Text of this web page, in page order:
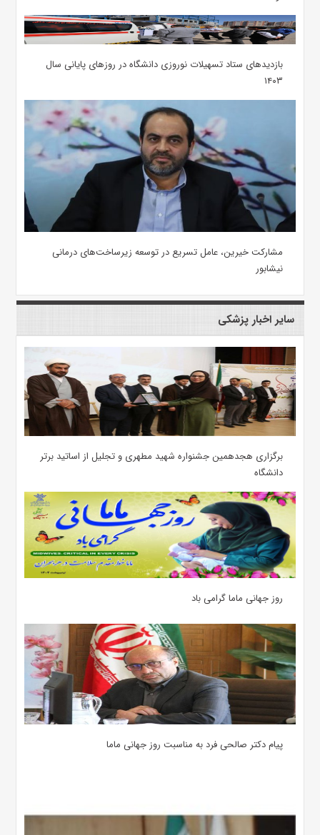
بازدیدهای ستاد تسهیلات نوروزی دانشگاه در روزهای پایانی سال
۱۴۰۳
مشارکت خیرین، عامل تسریع در توسعه زیرساخت‌های درمانی
نیشابور
سایر اخبار پزشکی
برگزاری هجدهمین جشنواره شهید مطهری و تجلیل از اساتید برتر
دانشگاه
روز جهانی ماما گرامی باد
پیام دکتر صالحی فرد به مناسبت روز جهانی ماما